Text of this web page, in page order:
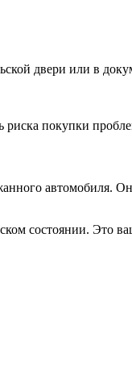
двери или в
риска покупки
автомобиля.
состоянии. Это